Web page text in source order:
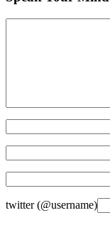
twitter (@username)